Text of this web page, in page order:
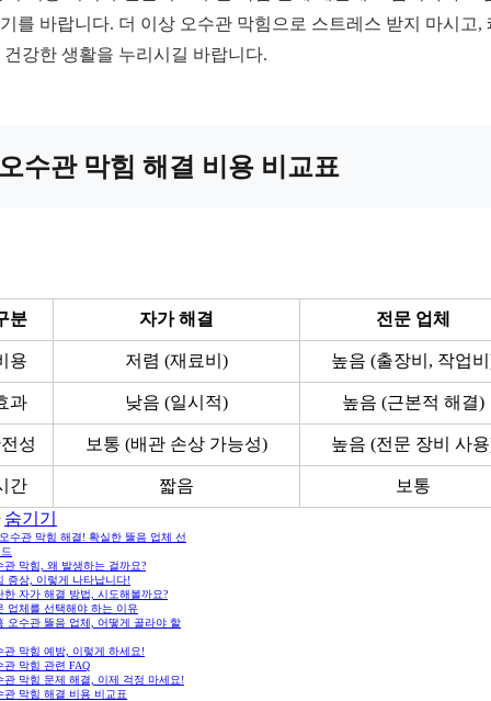
를 바랍니다. 더 이상 오수관 막힘으로 스트레스 받지 마시고,
건강한 생활을 누리시길 바랍니다.
수관 막힘 해결 비용 비교표
분 자가 해결 전문 업체
용 저렴 (재료비) 높음 (출장비, 작업
과 낮음 (일시적) 높음 (근본적 해결)
성 보통 (배관 손상 가능성) 높음 (전문 장비 사
간 짧음
보통
숨기기
수관 막힘 해결! 확실한 뚫음 업체 선
관 막힘, 왜 발생하는 걸까요?
증상, 이렇게 나타납니다!
한 자가 해결 방법, 시도해볼까요?
업체를 선택해야 하는 이유
오수관 뚫음 업체, 어떻게 골라야 할
관 막힘 예방, 이렇게 하세요!
관 막힘 관련 FAQ
관 막힘 문제 해결, 이제 걱정 마세요!
관 막힘 해결 비용 비교표